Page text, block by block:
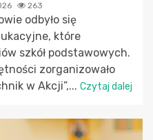
263
odbyło się
które
szkół podstawowych.
zorganizowało
w Akcji”,... Czytaj dalej